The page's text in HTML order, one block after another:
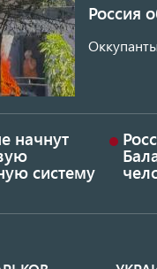
Россия
начнут
систему